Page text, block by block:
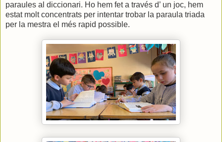
paraules al diccionari. Ho hem fet a través d’ un joc, hem
estat molt concentrats per intentar trobar la paraula triada
per la mestra el més rapid possible.